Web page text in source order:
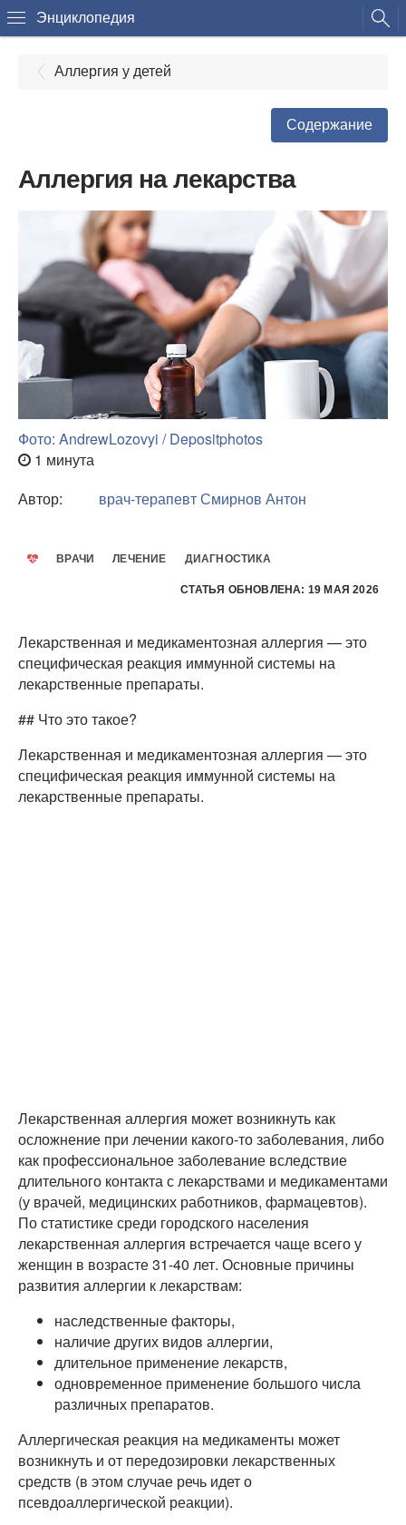
Энциклопедия
Аллергия у детей
Содержание
Аллергия на лекарства
Фото: AndrewLozovyi / Depositphotos
1 минута
Автор:
врач-терапевтСмирнов Антон
ВРАЧИ ЛЕЧЕНИЕ ДИАГНОСТИКА
СТАТЬЯ ОБНОВЛЕНА: 19 МАЯ 2026
Лекарственная и медикаментозная аллергия — это
специфическая реакция иммунной системы на
лекарственные препараты.
## Что это такое?
Лекарственная и медикаментозная аллергия — это
специфическая реакция иммунной системы на
лекарственные препараты.
Лекарственная аллергия может возникнуть как
осложнение при лечении какого-то заболевания, либо
как профессиональное заболевание вследствие
длительного контакта с лекарствами и медикаментами
(у врачей, медицинских работников, фармацевтов).
По статистике среди городского населения
лекарственная аллергия встречается чаще всего у
женщин в возрасте 31-40 лет. Основные причины
развития аллергии к лекарствам:
наследственные факторы,
наличие других видов аллергии,
длительное применение лекарств,
одновременное применение большого числа
различных препаратов.
Аллергическая реакция на медикаменты может
возникнуть и от передозировки лекарственных
средств (в этом случае речь идет о
псевдоаллергической реакции).